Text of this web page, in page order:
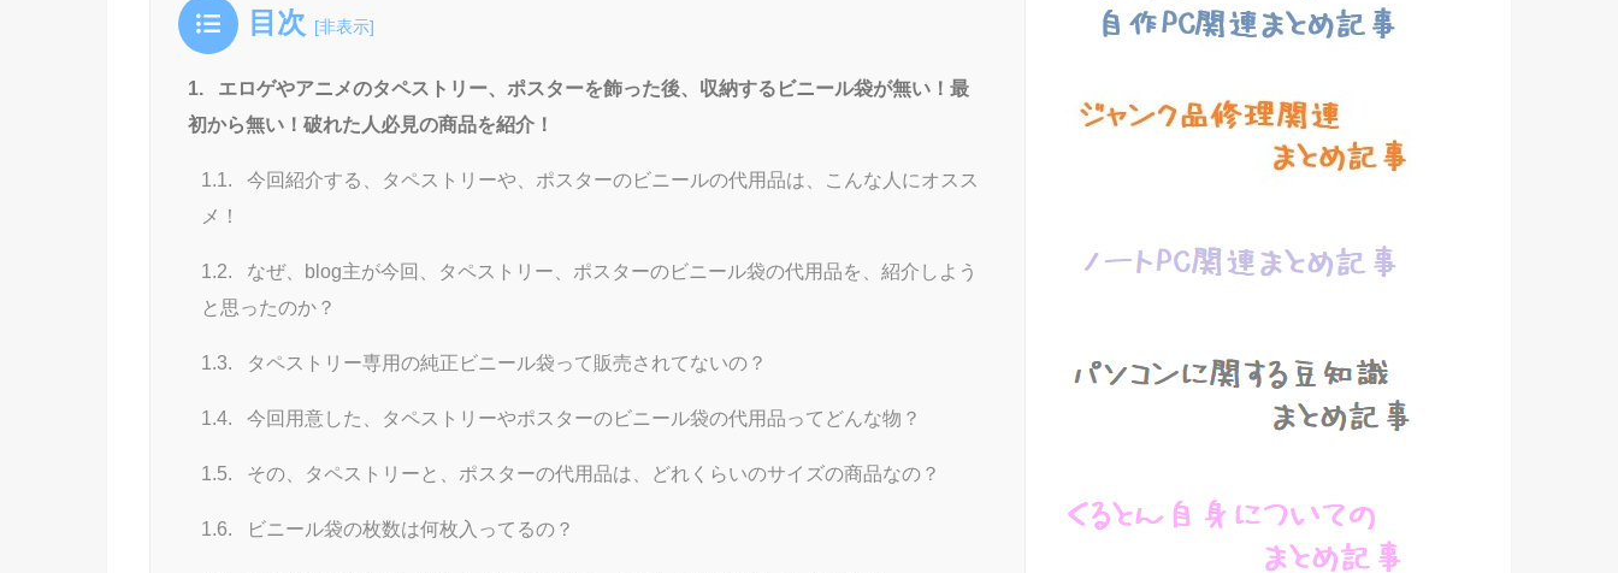
目次 [非表示]
1.
エロゲやアニメのタペストリー、ポスターを飾った後、収納するビニール袋が無い！最
初から無い！破れた人必見の商品を紹介！
1.1.
今回紹介する、タペストリーや、ポスターのビニールの代用品は、こんな人にオスス
メ！
1.2.
なぜ、blog主が今回、タペストリー、ポスターのビニール袋の代用品を、紹介しよう
と思ったのか？
1.3. タペストリー専用の純正ビニール袋って販売されてないの？
1.4. 今回用意した、タペストリーやポスターのビニール袋の代用品ってどんな物？
1.5. その、タペストリーと、ポスターの代用品は、どれくらいのサイズの商品なの？
1.6. ビニール袋の枚数は何枚入ってるの？